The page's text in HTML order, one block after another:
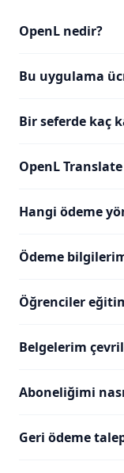
OpenL nedir?
Bu uygulama
Bir seferde kaç
OpenL
Hangi ödeme
Ödeme
Öğrenciler
Belgelerim
Aboneliğimi
Geri ödeme